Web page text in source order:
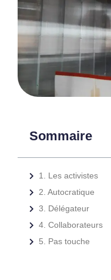
Sommaire
1. Les activistes
2. Autocratique
3. Délégateur
4. Collaborateurs
5. Pas touche